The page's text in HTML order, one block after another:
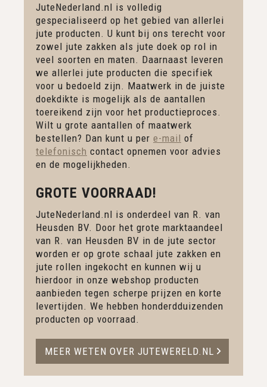
JuteNederland.nl is volledig
gespecialiseerd op het gebied van allerlei
jute producten. U kunt bij ons terecht voor
zowel jute zakken als jute doek op rol in
veel soorten en maten. Daarnaast leveren
we allerlei jute producten die specifiek
voor u bedoeld zijn. Maatwerk in de juiste
doekdikte is mogelijk als de aantallen
toereikend zijn voor het productieproces.
Wilt u grote aantallen of maatwerk
bestellen? Dan kunt u per e-mail of
telefonisch contact opnemen voor advies
en de mogelijkheden.
GROTE VOORRAAD!
JuteNederland.nl is onderdeel van R. van
Heusden BV. Door het grote marktaandeel
van R. van Heusden BV in de jute sector
worden er op grote schaal jute zakken en
jute rollen ingekocht en kunnen wij u
hierdoor in onze webshop producten
aanbieden tegen scherpe prijzen en korte
levertijden. We hebben honderdduizenden
producten op voorraad.
MEER WETEN OVER JUTEWERELD.NL